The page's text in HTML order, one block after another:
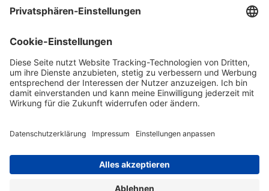
Biopharmaceuticals
Legal und Compliance